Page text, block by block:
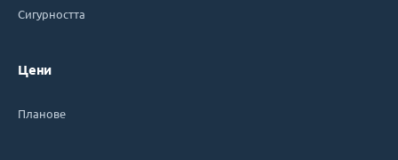
Сигурността
Цени
Планове